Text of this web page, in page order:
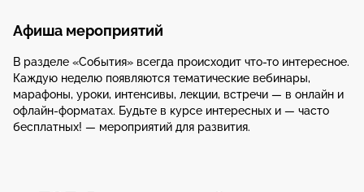
Афиша мероприятий
В разделе «События» всегда происходит что-то интересное.
Каждую неделю появляются тематические вебинары,
марафоны, уроки, интенсивы, лекции, встречи — в онлайн и
офлайн-форматах. Будьте в курсе интересных и — часто
бесплатных! — мероприятий для развития.